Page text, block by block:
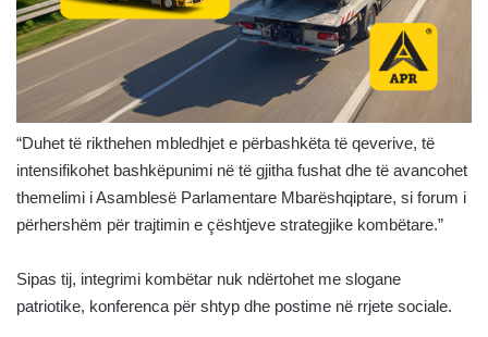
“Duhet të rikthehen mbledhjet e përbashkëta të qeverive, të
intensifikohet bashkëpunimi në të gjitha fushat dhe të avancohet
themelimi i Asamblesë Parlamentare Mbarëshqiptare, si forum i
përhershëm për trajtimin e çështjeve strategjike kombëtare.”
Sipas tij, integrimi kombëtar nuk ndërtohet me slogane
patriotike, konferenca për shtyp dhe postime në rrjete sociale.